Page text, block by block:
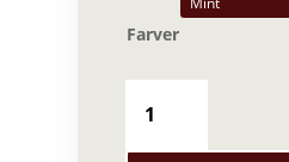
Farver
Damhus
-